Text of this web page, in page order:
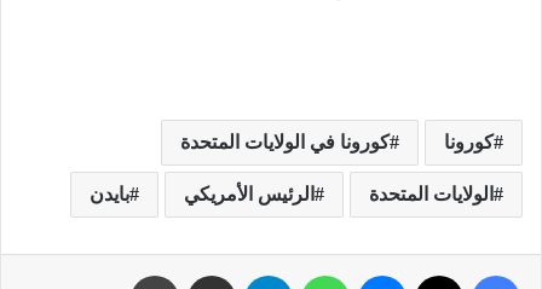
كورونا كورونا في الولايات المتحدة
الولايات المتحدة الرئيس الأمريكي بايدن